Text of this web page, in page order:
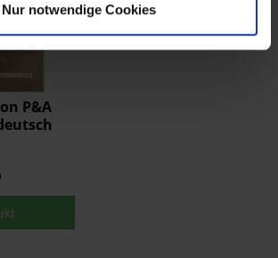
Nur notwendige Cookies
P&A